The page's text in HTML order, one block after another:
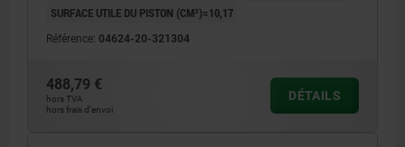
SURFACE UTILE DU PISTON (CM²)=10,17
Référence: 04624-20-321304
488,79 €
hors TVA
hors frais d’envoi
DÉTAILS